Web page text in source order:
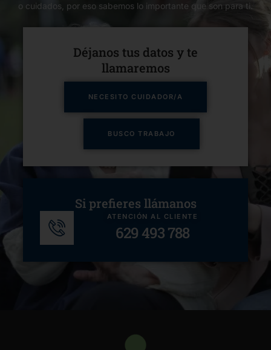
o cuidados, por eso sabemos lo importante que son para ti.
Déjanos tus datos y te
llamaremos​
NECESITO CUIDADOR/A
BUSCO TRABAJO
Si prefieres llámanos
ATENCIÓN AL CLIENTE
629 493 788